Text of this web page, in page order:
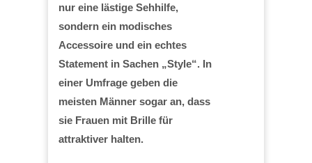
nur eine lästige Sehhilfe,
sondern ein modisches
Accessoire und ein echtes
Statement in Sachen „Style“. In
einer Umfrage geben die
meisten Männer sogar an, dass
sie Frauen mit Brille für
attraktiver halten.